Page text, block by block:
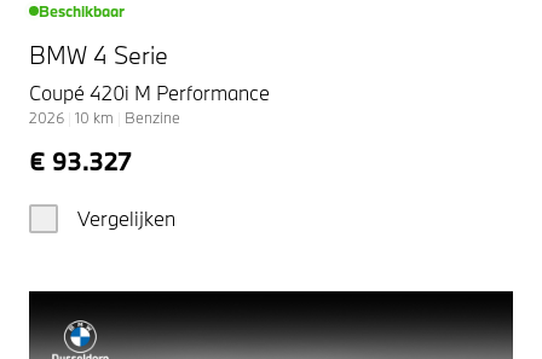
Beschikbaar
BMW 4 Serie
Coupé 420i M Performance
2026 10 km Benzine
€ 93.327
Vergelijken